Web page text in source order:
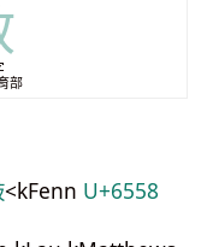
部
<kFenn U+6558